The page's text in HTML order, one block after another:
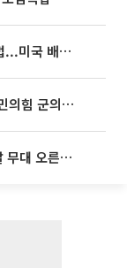
이란 “호르무즈 새 항로 합의 매우 근접...미국 배상 먼저”
우성빈 기장군수 ‘유튜브 정치’에…국민의힘 군의원들 집단 반발
'전참시' 리센느, 데뷔 '3년 차' 첫 연말 무대 오른다⋯"그동안 섭외 안 와"